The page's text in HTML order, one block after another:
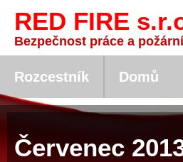
RED FIRE
Bezpečnost práce a
Rozcestník Domů
Červenec